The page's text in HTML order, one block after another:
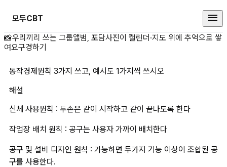
모두CBT
동작경제원칙 3가지 쓰고, 예시도
📸우리끼리 쓰는 그룹앨범, 포담사진이 캘린더·지도 위에 추억으로 쌓
여요구경하기
동작경제원칙 3가지 쓰고, 예시도 1가지씩 쓰시오
해설
신체 사용원칙 : 두손은 같이 시작하고 같이 끝나도록 한다
작업장 배치 원칙 : 공구는 사용자 가까이 배치한다
공구 및 설비 디자인 원칙 : 가능하면 두가지 기능 이상이 조합된 공
구를 사용한다.